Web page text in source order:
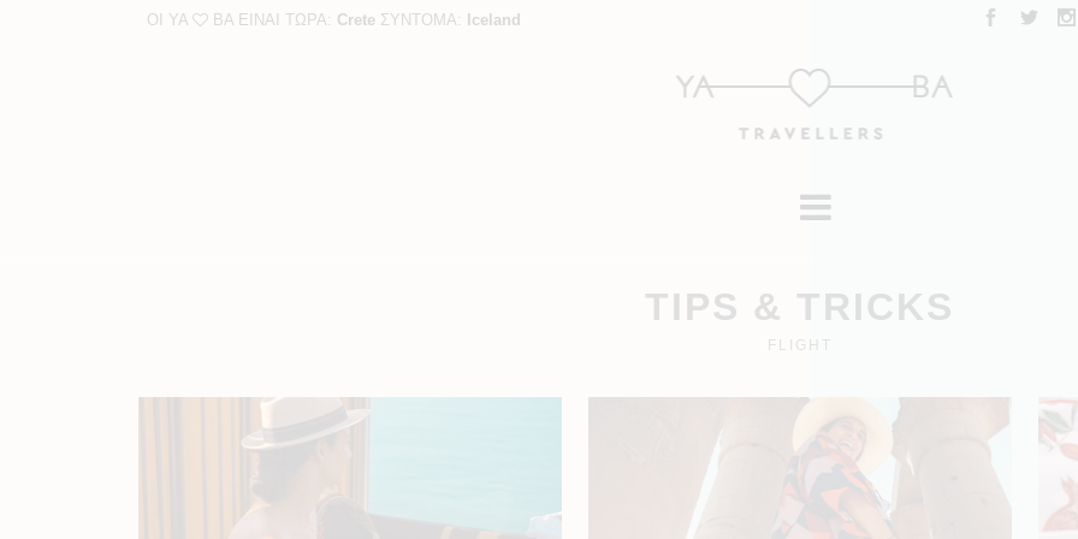
ΟΙ YA BA ΕΙΝΑΙ ΤΩΡΑ: Crete ΣΥΝΤΟΜΑ: Iceland
TIPS & TRICKS
FLIGHT